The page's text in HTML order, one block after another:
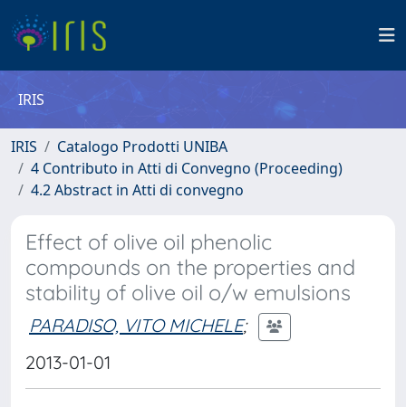
IRIS
IRIS
Catalogo Prodotti UNIBA
4 Contributo in Atti di Convegno (Proceeding)
4.2 Abstract in Atti di convegno
Effect of olive oil phenolic
compounds on the properties and
stability of olive oil o/w emulsions
PARADISO, VITO MICHELE;
2013-01-01